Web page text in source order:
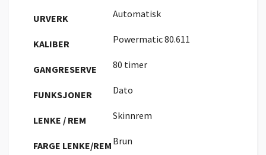
URVERK Automatisk
KALIBER Powermatic 80.611
GANGRESERVE 80 timer
FUNKSJONER Dato
LENKE / REM Skinnrem
FARGE LENKE/REM Brun